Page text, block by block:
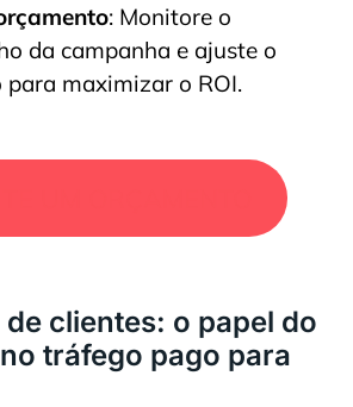
: Monitore o
da campanha e ajuste o
para maximizar o ROI.
clientes: o papel do
tráfego pago para